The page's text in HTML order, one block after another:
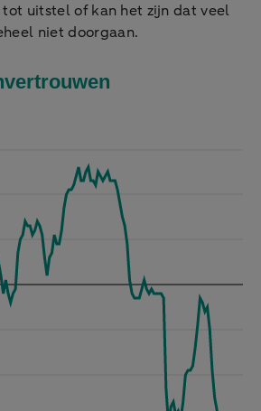
uitstel of kan het zijn dat veel
niet doorgaan.